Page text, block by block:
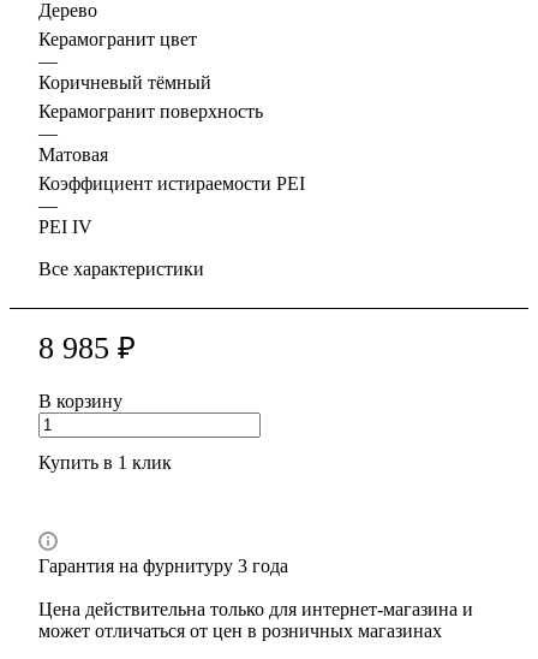
Дерево
Керамогранит цвет
—
Коричневый тёмный
Керамогранит поверхность
—
Матовая
Коэффициент истираемости PEI
—
PEI IV
Все характеристики
8 985 ₽
В корзину
Купить в 1 клик
Гарантия на фурнитуру 3 года
Цена действительна только для интернет-магазина и
может отличаться от цен в розничных магазинах